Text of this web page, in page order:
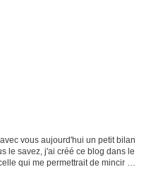
vous aujourd'hui un petit bilan
le savez, j'ai créé ce blog dans le
qui me permettrait de mincir et